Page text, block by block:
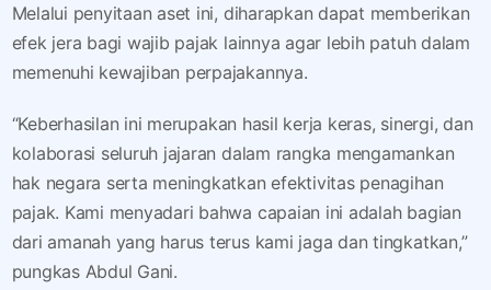
Melalui penyitaan aset ini, diharapkan dapat memberikan
efek jera bagi wajib pajak lainnya agar lebih patuh dalam
memenuhi kewajiban perpajakannya.
“Keberhasilan ini merupakan hasil kerja keras, sinergi, dan
kolaborasi seluruh jajaran dalam rangka mengamankan
hak negara serta meningkatkan efektivitas penagihan
pajak. Kami menyadari bahwa capaian ini adalah bagian
dari amanah yang harus terus kami jaga dan tingkatkan,”
pungkas Abdul Gani.